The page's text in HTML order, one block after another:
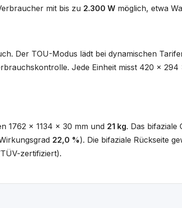
mit bis zu 2.300 W möglich, etwa
Der TOU-Modus lädt bei dynamischen
Jede Einheit misst 420 x
1762 x 1134 x 30 mm und 21 kg. Das bifaziale
22,0 %). Die bifaziale Rückseite
zertifiziert).